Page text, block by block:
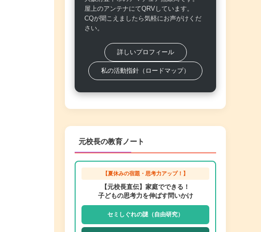
屋上のアンテナにてQRVしています。
CQが聞こえましたら気軽にお声がけくだ
さい。
詳しいプロフィール
私の活動指針（ロードマップ）
元校長の教育ノート
【夏休みの宿題・思考力アップ！】
【元校長直伝】家庭でできる！
子どもの思考力を伸ばす問いかけ
セミしぐれの謎（自由研究）